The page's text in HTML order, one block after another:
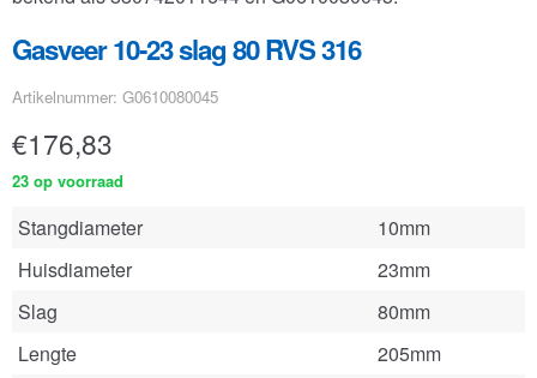
Gasveer 10-23 slag 80 RVS 316
Artikelnummer: G0610080045
€176,83
23 op voorraad
Stangdiameter
10mm
Huisdiameter
23mm
Slag
80mm
Lengte
205mm